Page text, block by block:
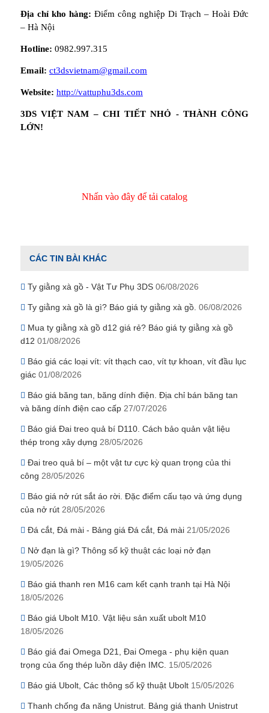
Địa chỉ kho hàng: Điểm công nghiệp Di Trạch – Hoài Đức
– Hà Nội
Hotline: 0982.997.315
Email: ct3dsvietnam@gmail.com
Website: http://vattuphu3ds.com
3DS VIỆT NAM – CHI TIẾT NHỎ - THÀNH CÔNG
LỚN!
Nhấn vào đây để tải catalog
CÁC TIN BÀI KHÁC
Ty giằng xà gồ - Vật Tư Phụ 3DS 06/08/2026
Ty giằng xà gồ là gì? Báo giá ty giằng xà gồ. 06/08/2026
Mua ty giằng xà gồ d12 giá rẻ? Báo giá ty giằng xà gồ
d12 01/08/2026
Báo giá các loại vít: vít thạch cao, vít tự khoan, vít đầu lục
giác 01/08/2026
Báo giá băng tan, băng dính điện. Địa chỉ bán băng tan
và băng dính điện cao cấp 27/07/2026
Báo giá Đai treo quả bí D110. Cách bảo quản vật liệu
thép trong xây dựng 28/05/2026
Đai treo quả bí – một vật tư cực kỳ quan trọng của thi
công 28/05/2026
Báo giá nở rút sắt áo rời. Đặc điểm cấu tạo và ứng dụng
của nở rút 28/05/2026
Đá cắt, Đá mài - Bảng giá Đá cắt, Đá mài 21/05/2026
Nở đạn là gì? Thông số kỹ thuật các loại nở đạn
19/05/2026
Báo giá thanh ren M16 cam kết cạnh tranh tại Hà Nội
18/05/2026
Báo giá Ubolt M10. Vật liệu sản xuất ubolt M10
18/05/2026
Báo giá đai Omega D21, Đai Omega - phụ kiện quan
trọng của ống thép luồn dây điện IMC. 15/05/2026
Báo giá Ubolt, Các thông số kỹ thuật Ubolt 15/05/2026
Thanh chống đa năng Unistrut. Bảng giá thanh Unistrut